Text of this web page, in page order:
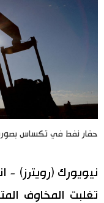
أشخاص
اللغة اليابانية
هو وهي
حفار نفط في تكساس
نيويورك (رويترز) -
تغلبت المخاوف